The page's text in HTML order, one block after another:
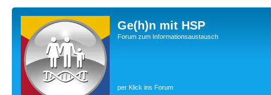
Ge(h)n mit HSP
Forum zum Informationsaustausch
per Klick ins Forum